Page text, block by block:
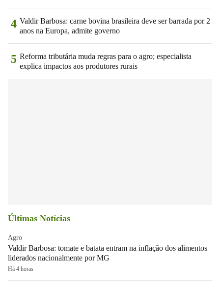
4 Valdir Barbosa: carne bovina brasileira deve ser barrada por 2
anos na Europa, admite governo
5 Reforma tributária muda regras para o agro; especialista
explica impactos aos produtores rurais
Últimas Notícias
Agro
Valdir Barbosa: tomate e batata entram na inflação dos alimentos
liderados nacionalmente por MG
Há 4 horas